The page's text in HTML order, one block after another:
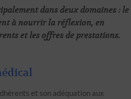
dans deux domaines : le
à nourrir la réflexion, en
et les offres de prestations.
et son adéquation aux